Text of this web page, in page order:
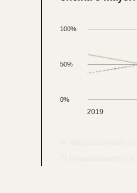
100%
50%
0%
2019